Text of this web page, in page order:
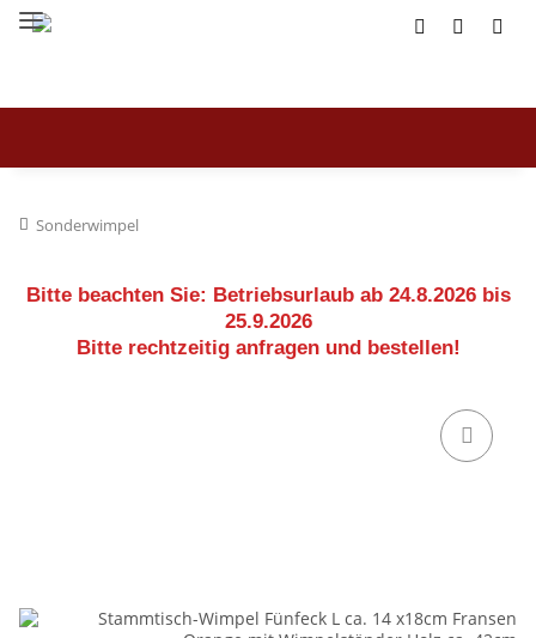
Sonderwimpel
Bitte beachten Sie: Betriebsurlaub ab 24.8.2026 bis
25.9.2026
Bitte rechtzeitig anfragen und bestellen!